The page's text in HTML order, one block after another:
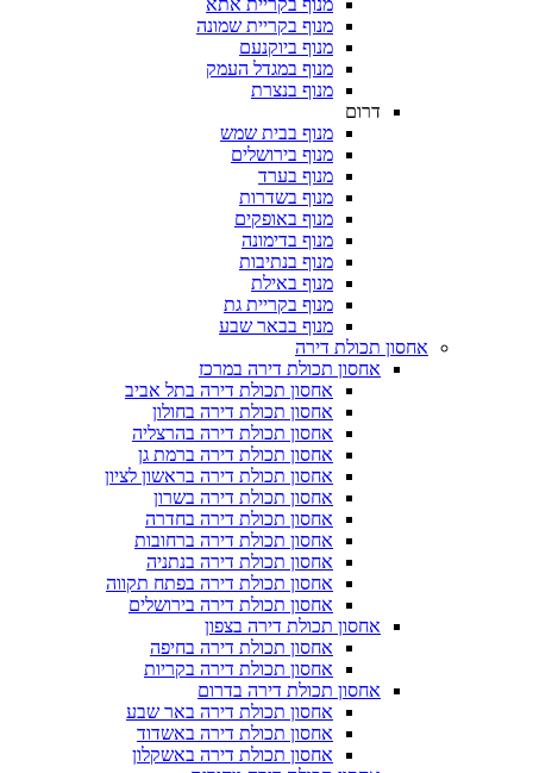
מנוף בקריית אתא
מנוף בקריית שמונה
מנוף ביוקנעם
מנוף במגדל העמק
מנוף בנצרת
דרום
מנוף בבית שמש
מנוף בירושלים
מנוף בערד
מנוף בשדרות
מנוף באופקים
מנוף בדימונה
מנוף בנתיבות
מנוף באילת
מנוף בקריית גת
מנוף בבאר שבע
אחסון תכולת דירה
אחסון תכולת דירה במרכז
אחסון תכולת דירה בתל אביב
אחסון תכולת דירה בחולון
אחסון תכולת דירה בהרצליה
אחסון תכולת דירה ברמת גן
אחסון תכולת דירה בראשון לציון
אחסון תכולת דירה בשרון
אחסון תכולת דירה בחדרה
אחסון תכולת דירה ברחובות
אחסון תכולת דירה בנתניה
אחסון תכולת דירה בפתח תקווה
אחסון תכולת דירה בירושלים
אחסון תכולת דירה בצפון
אחסון תכולת דירה בחיפה
אחסון תכולת דירה בקריות
אחסון תכולת דירה בדרום
אחסון תכולת דירה באר שבע
אחסון תכולת דירה באשדוד
אחסון תכולת דירה באשקלון